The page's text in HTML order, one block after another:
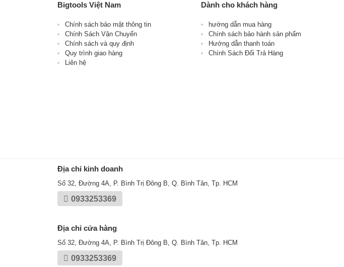
Bigtools Việt Nam
Chính sách bảo mật thông tin
Chính Sách Vận Chuyển
Chính sách và quy định
Quy trình giao hàng
Liên hệ
Dành cho khách hàng
hướng dẫn mua hàng
Chính sách bảo hành sản phẩm
Hướng dẫn thanh toán
Chính Sách Đổi Trả Hàng
Địa chỉ kinh doanh
Số 32, Đường 4A, P. Bình Trị Đông B, Q. Bình Tân, Tp. HCM
0933253369
Địa chỉ cửa hàng
Số 32, Đường 4A, P. Bình Trị Đông B, Q. Bình Tân, Tp. HCM
0933253369